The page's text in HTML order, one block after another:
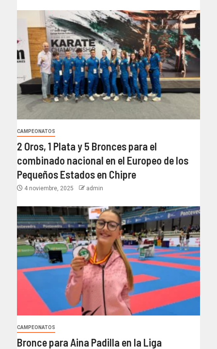
CAMPEONATOS
2 Oros, 1 Plata y 5 Bronces para el
combinado nacional en el Europeo de los
Pequeños Estados en Chipre
4 noviembre, 2025 admin
CAMPEONATOS
Bronce para Aina Padilla en la Liga